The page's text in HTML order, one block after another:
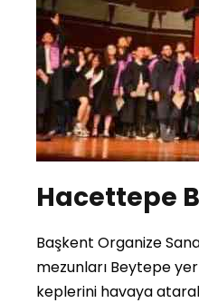
Hacettepe
Başkent Organize
mezunları Beytepe
keplerini havaya